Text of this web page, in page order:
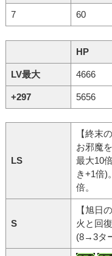
7 60
HP
LV最大 4666
+297 5656
LS
【終末
お邪魔
最大10
き+1倍)
倍。
S
【旭日
火と回
(8→3タ